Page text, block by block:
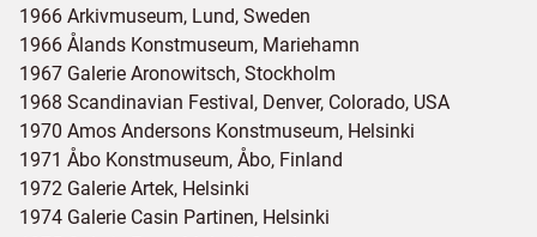
1966 Arkivmuseum, Lund, Sweden
1966 Ålands Konstmuseum, Mariehamn
1967 Galerie Aronowitsch, Stockholm
1968 Scandinavian Festival, Denver, Colorado, USA
1970 Amos Andersons Konstmuseum, Helsinki
1971 Åbo Konstmuseum, Åbo, Finland
1972 Galerie Artek, Helsinki
1974 Galerie Casin Partinen, Helsinki